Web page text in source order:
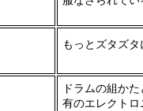
もっとズタズ
ドラムの組か
有のエレクト